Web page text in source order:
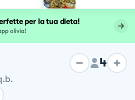
per la tua dieta!
olivia!
4